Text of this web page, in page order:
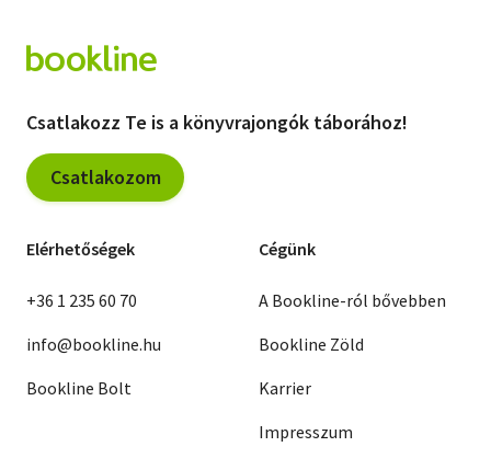
Természettudomány
Vallás
Csatlakozz Te is a könyvrajongók táborához!
Csatlakozom
Elérhetőségek
+36 1 235 60 70
info@bookline.hu
Bookline Bolt
Cégünk
A Bookline-ról bővebben
Bookline Zöld
Karrier
Impresszum